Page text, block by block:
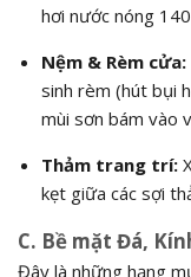
hơi nước nóng
Nệm & Rèm cửa:
sinh rèm (hút bụi
mùi sơn bám vào
Thảm trang trí:
kẹt giữa các sợi
C. Bề mặt Đá,
Đây là những hạng